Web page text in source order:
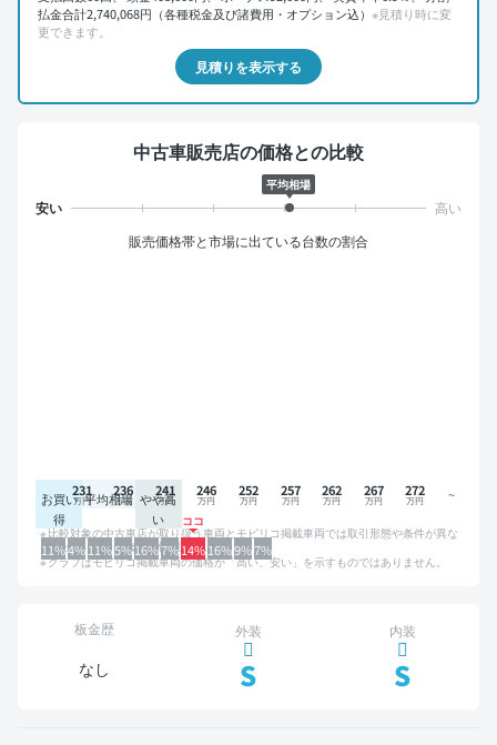
払金合計2,740,068円（各種税金及び諸費用・オプション込） ※見積り時に変
更できます。
見積りを表示する
中古車販売店の価格との比較
平均相場
販売価格帯と市場に出ている台数の割合
お買い
得
平均相場 やや高
い
11%4%11%5%16%7%14%16%9%7%
231 236 241 246 252 257 262 267 272
比較対象の中古車店が取り扱う車両とモビリコ掲載車両では取引形態や条件が異な
るため、グラフは参考情報です。
グラフはモビリコ掲載車両の価格が「高い、安い」を示すものではありません。
板金歴
なし
外装
S
内装
S